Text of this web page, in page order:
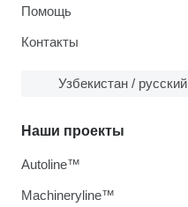
Помощь
Контакты
Узбекистан / русский
Наши проекты
Autoline™
Machineryline™